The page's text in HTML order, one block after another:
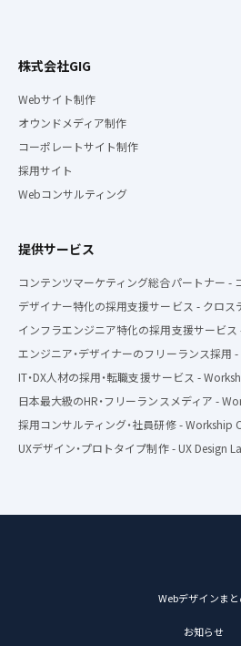
株式会社GIG
Webサイト制作
オウンドメディア制作
コーポレートサイト制作
採用サイト
Webコンサルティング
提供サービス
コンテンツマーケティング総合パートナー -
デザイナー特化の採用支援サービス - クロス
インフラエンジニア特化の採用支援サービ
エンジニア・デザイナーのフリーランス採用
IT・DX人材の採用・転職支援サービス -
日本最大級のHR・フリーランスメディア -
採用コンサルティング・社員研修 - Workship
UXデザイン・プロトタイプ制作 - UX Design
Webデザインまと
お知らせ